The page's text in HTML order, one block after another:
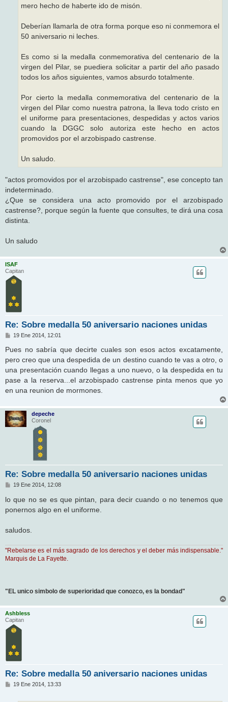
mero hecho de haberte ido de misón.
Deberían llamarla de otra forma porque eso ni conmemora el
50 aniversario ni leches.
Es como si la medalla conmemorativa del centenario de la
virgen del Pilar, se puediera solicitar a partir del año pasado
todos los años siguientes, vamos absurdo totalmente.
Por cierto la medalla conmemorativa del centenario de la
virgen del Pilar como nuestra patrona, la lleva todo cristo en
el uniforme para presentaciones, despedidas y actos varios
cuando la DGGC solo autoriza este hecho en actos
promovidos por el arzobispado castrense.
Un saludo.
"actos promovidos por el arzobispado castrense", ese concepto tan
indeterminado.
¿Que se considera una acto promovido por el arzobispado
castrense?, porque según la fuente que consultes, te dirá una cosa
distinta.
Un saludo
ISAF
Capitan
Re: Sobre medalla 50 aniversario naciones unidas
M
n
a
j
e
19 Ene 2014, 12:01
Pues no sabría que decirte cuales son esos actos excatamente,
pero creo que una despedida de un destino cuando te vas a otro, o
una presentación cuando llegas a uno nuevo, o la despedida en tu
pase a la reserva...el arzobispado castrense pinta menos que yo
en una reunion de mormones.
depeche
Coronel
Re: Sobre medalla 50 aniversario naciones unidas
M
n
a
19 Ene 2014, 12:08
lo que no se es que pintan, para decir cuando o no tenemos que
ponernos algo en el uniforme.
saludos.
"Rebelarse es el más sagrado de los derechos y el deber más indispensable."
Marquis de La Fayette.
"EL unico simbolo de superioridad que conozco, es la bondad"
Ashbless
Capitan
Re: Sobre medalla 50 aniversario naciones unidas
M
19 Ene 2014, 13:33